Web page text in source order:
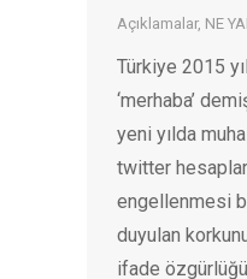
Açıklamalar, NE
Türkiye 2015
‘merhaba’
yeni yılda
twitter
engellenmesi
duyulan
ifade